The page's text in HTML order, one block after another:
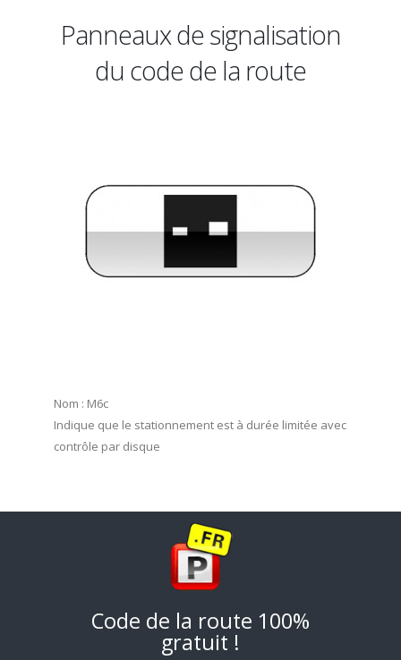
Panneaux de signalisation
du code de la route
Nom : M6c
Indique que le stationnement est à durée limitée avec
contrôle par disque
Code de la route 100%
gratuit !